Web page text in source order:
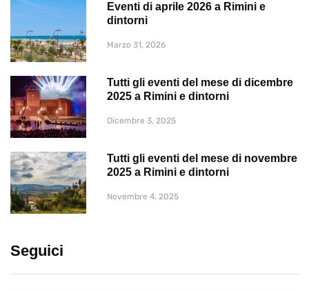
Eventi di aprile 2026 a Rimini e
dintorni
Marzo 31, 2026
Tutti gli eventi del mese di dicembre
2025 a Rimini e dintorni
Dicembre 3, 2025
Tutti gli eventi del mese di novembre
2025 a Rimini e dintorni
Novembre 4, 2025
Seguici